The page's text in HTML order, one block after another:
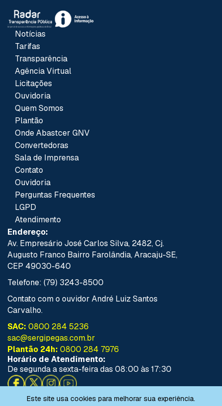
Este site usa cookies para melhorar sua experiência.
Notícias
Tarifas
Transparência
Agência Virtual
Licitações
Ouvidoria
Quem Somos
Plantão
Onde Abastcer GNV
Convertedoras
Sala de Imprensa
Contato
Ouvidoria
Perguntas Frequentes
LGPD
Atendimento
Endereço:
Av. Empresário José Carlos Silva, 2482, Cj.
Augusto Franco Bairro Farolândia, Aracaju-SE,
CEP 49030-640
Telefone: (79) 3243-8500
Contato com o ouvidor André Luiz Santos
Carvalho.
SAC: 0800 284 5236
sac@sergipegas.com.br
Plantão 24h: 0800 284 7976
Horário de Atendimento:
De segunda a sexta-feira das 08:00 às 17:30